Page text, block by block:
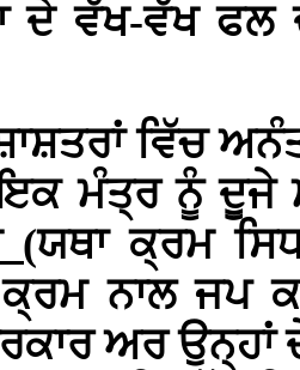
ਦੇ ਵੱਖ-ਵੱਖ
ਵਿੱਚ
ਮੰਤ੍ਰ ਨੂੰ ਦੂਜੇ
(ਯਥਾ ਕ੍ਰਮ
ਨਾਲ ਜਪ
ਅਰ ਉਨ੍ਹਾਂ